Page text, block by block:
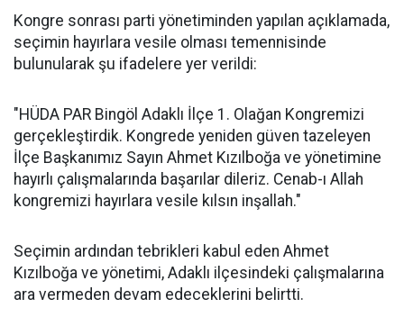
Kongre sonrası parti yönetiminden yapılan açıklamada,
seçimin hayırlara vesile olması temennisinde
bulunularak şu ifadelere yer verildi:
"HÜDA PAR Bingöl Adaklı İlçe 1. Olağan Kongremizi
gerçekleştirdik. Kongrede yeniden güven tazeleyen
İlçe Başkanımız Sayın Ahmet Kızılboğa ve yönetimine
hayırlı çalışmalarında başarılar dileriz. Cenab-ı Allah
kongremizi hayırlara vesile kılsın inşallah."
Seçimin ardından tebrikleri kabul eden Ahmet
Kızılboğa ve yönetimi, Adaklı ilçesindeki çalışmalarına
ara vermeden devam edeceklerini belirtti.